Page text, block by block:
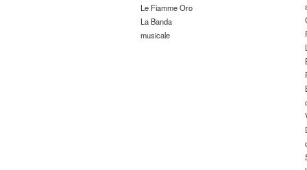
Le Fiamme Oro
La Banda
musicale